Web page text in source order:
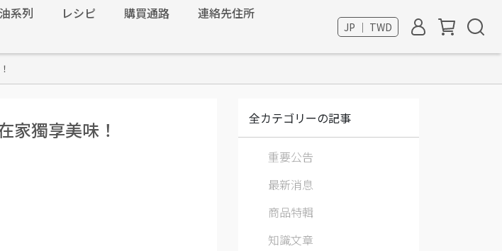
系列 レシピ 購買通路
連絡先住所
JP ｜ TWD
家獨享美味！ 全カテゴリーの記事
重要公告
最新消息
商品特輯
知識文章